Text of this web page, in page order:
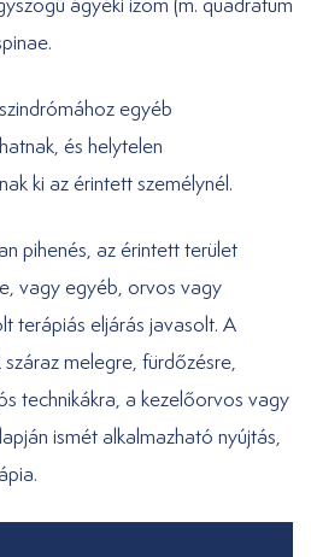
egyéb
és helytelen
ki az érintett személynél.
pihenés, az érintett terület
vagy egyéb, orvos vagy
terápiás eljárás javasolt. A
melegre, fürdőzésre,
technikákra, a kezelőorvos vagy
ismét alkalmazható nyújtás,